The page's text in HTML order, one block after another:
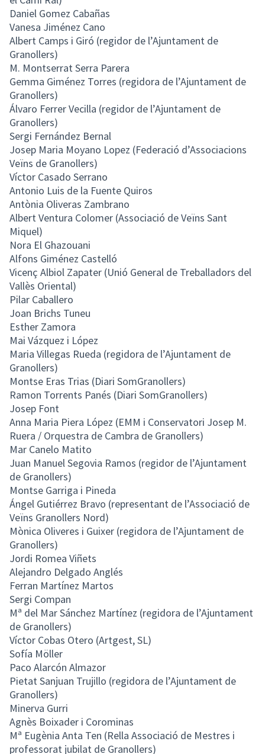
Daniel Gomez Cabañas
Vanesa Jiménez Cano
Albert Camps i Giró (regidor de l’Ajuntament de
Granollers)
M. Montserrat Serra Parera
Gemma Giménez Torres (regidora de l’Ajuntament de
Granollers)
Álvaro Ferrer Vecilla (regidor de l’Ajuntament de
Granollers)
Sergi Fernández Bernal
Josep Maria Moyano Lopez (Federació d’Associacions
Veïns de Granollers)
Víctor Casado Serrano
Antonio Luis de la Fuente Quiros
Antònia Oliveras Zambrano
Albert Ventura Colomer (Associació de Veïns Sant
Miquel)
Nora El Ghazouani
Alfons Giménez Castelló
Vicenç Albiol Zapater (Unió General de Treballadors del
Vallès Oriental)
Pilar Caballero
Joan Brichs Tuneu
Esther Zamora
Mai Vázquez i López
Maria Villegas Rueda (regidora de l’Ajuntament de
Granollers)
Montse Eras Trias (Diari SomGranollers)
Ramon Torrents Panés (Diari SomGranollers)
Josep Font
Anna Maria Piera López (EMM i Conservatori Josep M.
Ruera / Orquestra de Cambra de Granollers)
Mar Canelo Matito
Juan Manuel Segovia Ramos (regidor de l’Ajuntament
de Granollers)
Montse Garriga i Pineda
Ángel Gutiérrez Bravo (representant de l’Associació de
Veïns Granollers Nord)
Mònica Oliveres i Guixer (regidora de l’Ajuntament de
Granollers)
Jordi Romea Viñets
Alejandro Delgado Anglés
Ferran Martínez Martos
Sergi Compan
Mª del Mar Sánchez Martínez (regidora de l’Ajuntament
de Granollers)
Víctor Cobas Otero (Artgest, SL)
Sofía Möller
Paco Alarcón Almazor
Pietat Sanjuan Trujillo (regidora de l’Ajuntament de
Granollers)
Minerva Gurri
Agnès Boixader i Corominas
Mª Eugènia Anta Ten (Rella Associació de Mestres i
professorat jubilat de Granollers)